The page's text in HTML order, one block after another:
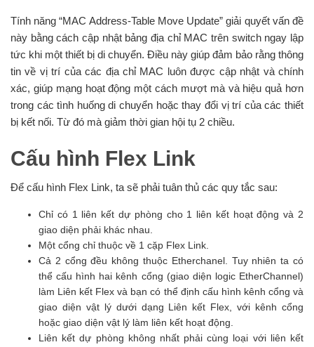
Tính năng “MAC Address-Table Move Update” giải quyết vấn đề
này bằng cách cập nhật bảng địa chỉ MAC trên switch ngay lập
tức khi một thiết bị di chuyển. Điều này giúp đảm bảo rằng thông
tin về vị trí của các địa chỉ MAC luôn được cập nhật và chính
xác, giúp mạng hoạt động một cách mượt mà và hiệu quả hơn
trong các tình huống di chuyển hoặc thay đổi vị trí của các thiết
bị kết nối. Từ đó mà giảm thời gian hội tụ 2 chiều.
Cấu hình Flex Link
Để cấu hình Flex Link, ta sẽ phải tuân thủ các quy tắc sau:
Chỉ có 1 liên kết dự phòng cho 1 liên kết hoạt động và 2
giao diện phải khác nhau.
Một cổng chỉ thuộc về 1 cặp Flex Link.
Cả 2 cổng đều không thuộc Etherchanel. Tuy nhiên ta có
thể cấu hình hai kênh cổng (giao diện logic EtherChannel)
làm Liên kết Flex và bạn có thể định cấu hình kênh cổng và
giao diện vật lý dưới dạng Liên kết Flex, với kênh cổng
hoặc giao diện vật lý làm liên kết hoạt động.
Liên kết dự phòng không nhất phải cùng loại với liên kết